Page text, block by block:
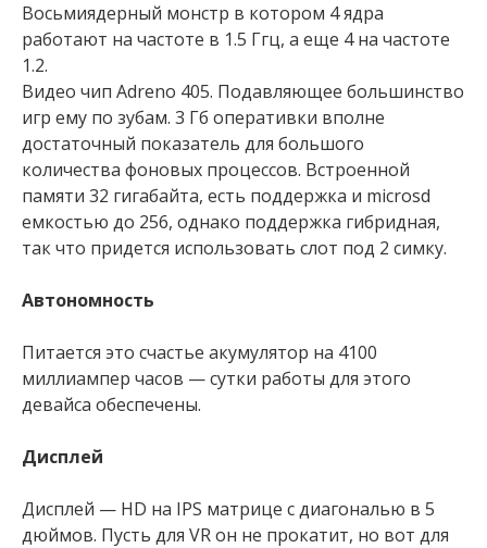
Восьмиядерный монстр в котором 4 ядра
работают на частоте в 1.5 Ггц, а еще 4 на частоте
1.2.
Видео чип Adreno 405. Подавляющее большинство
игр ему по зубам. 3 Гб оперативки вполне
достаточный показатель для большого
количества фоновых процессов. Встроенной
памяти 32 гигабайта, есть поддержка и microsd
емкостью до 256, однако поддержка гибридная,
так что придется использовать слот под 2 симку.
Автономность
Питается это счастье акумулятор на 4100
миллиампер часов — сутки работы для этого
девайса обеспечены.
Дисплей
Дисплей — HD на IPS матрице с диагональю в 5
дюймов. Пусть для VR он не прокатит, но вот для